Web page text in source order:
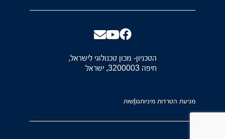
הטכניון- מכון טכנולוגי לישראל,
חיפה 3200003, ישראל
מניעת הטרדות מיניותנגישות